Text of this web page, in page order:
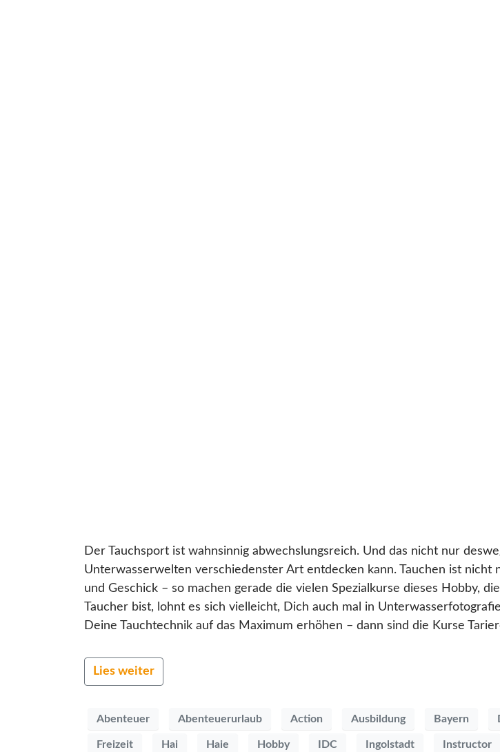
Der Tauchsport ist wahnsinnig abwechslungsreich. Und das nicht nur
Unterwasserwelten verschiedenster Art entdecken kann. Tauchen ist
und Geschick – so machen gerade die vielen Spezialkurse dieses Hobby,
Taucher bist, lohnt es sich vielleicht, Dich auch mal in
Deine Tauchtechnik auf das Maximum erhöhen – dann sind die Kurse
Lies weiter
Abenteuer Abenteuerurlaub Action Ausbildung Bayern
Freizeit Hai Haie Hobby IDC Ingolstadt Instructor